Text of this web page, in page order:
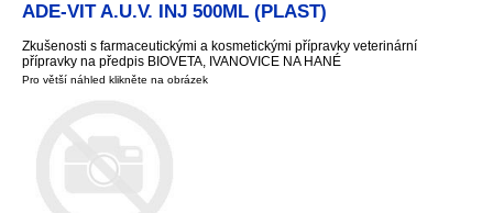
ADE-VIT A.U.V. INJ 500ML (PLAST)
Zkušenosti s farmaceutickými a kosmetickými přípravky veterinární
přípravky na předpis BIOVETA, IVANOVICE NA HANÉ
Pro větší náhled klikněte na obrázek